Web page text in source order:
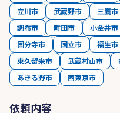
立川市
武蔵野市 三鷹市
調布市
町田市 小金井市
国分寺市
国立市 福生市
東久留米市
武蔵村山市
あきる野市
西東京市
依頼内容